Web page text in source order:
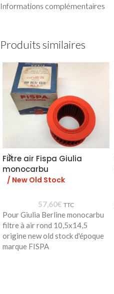
Informations complémentaires
Produits similaires
Filtre air Fispa Giulia
monocarbu
/ New Old Stock
57,60€ TTC
Pour Giulia Berline monocarbu
filtre à air rond 10,5x14,5
origine new old stock d'époque
marque FISPA